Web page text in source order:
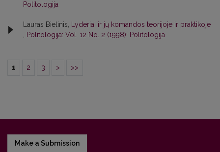
Politologija
Lauras Bielinis, Lyderiai ir jų komandos teorijoje ir praktikoje
, Politologija: Vol. 12 No. 2 (1998): Politologija
1 2 3 > >>
Make a Submission